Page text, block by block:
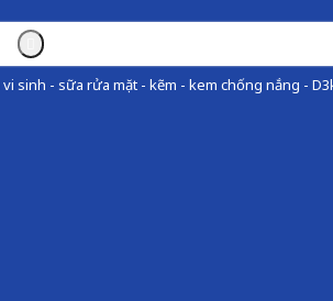
sinh - sữa rửa mặt - kẽm - kem chống nắng -